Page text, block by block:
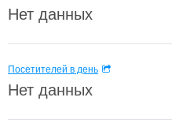
Нет данных
Посетителей в день
Нет данных